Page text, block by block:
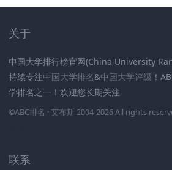
关于
中国大学排行榜官网(China University
持续专注中国大学排名&中国大学评级 ！
学排名之一！欢迎您长期关注
©ABC排名 · 艾布斯 2004-2026 All rights
联系